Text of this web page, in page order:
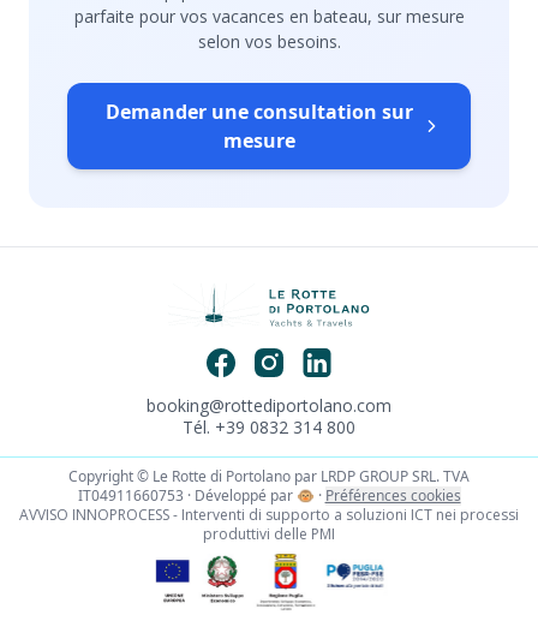
parfaite pour vos vacances en bateau, sur mesure
selon vos besoins.
Demander une consultation sur
mesure
booking@rottediportolano.com
Tél. +39 0832 314 800
Copyright © Le Rotte di Portolano par LRDP GROUP SRL. TVA
IT04911660753 · Développé par 🐵 · Préférences cookies
AVVISO INNOPROCESS - Interventi di supporto a soluzioni ICT nei processi
produttivi delle PMI